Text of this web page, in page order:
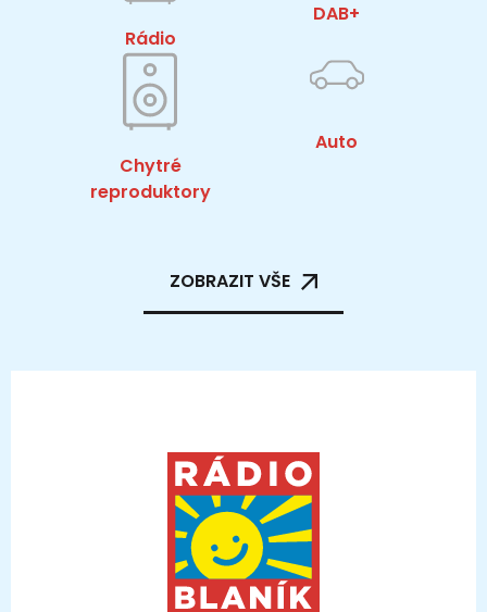
Rádio
DAB+
Chytré
reproduktory
Auto
ZOBRAZIT VŠE